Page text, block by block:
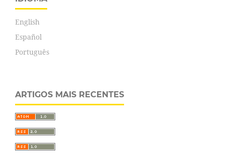
English
Español
Português
ARTIGOS MAIS RECENTES